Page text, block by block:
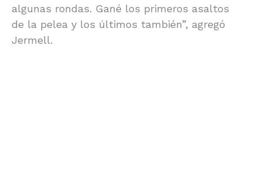
algunas rondas. Gané los primeros asaltos
de la pelea y los últimos también”, agregó
Jermell.